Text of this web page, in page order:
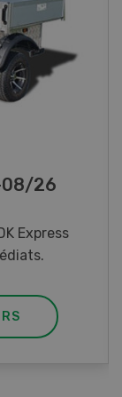
LANDI